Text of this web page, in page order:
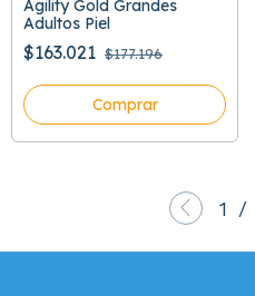
Agility Gold Grandes
Adultos Piel
$163.021 $177.196
Comprar
1 /